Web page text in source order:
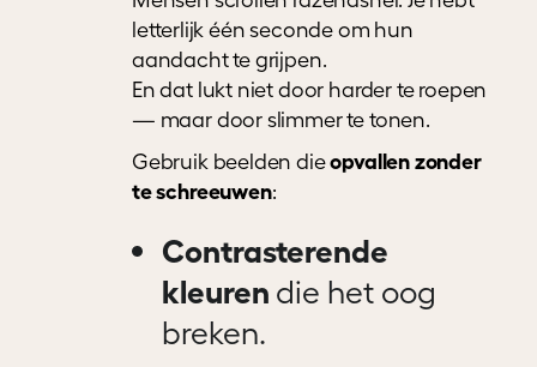
letterlijk één seconde om hun
aandacht te grijpen.
En dat lukt niet door harder te roepen
— maar door slimmer te tonen.
Gebruik beelden dieopvallen zonder
te schreeuwen:
Contrasterende
kleuren die het oog
breken.